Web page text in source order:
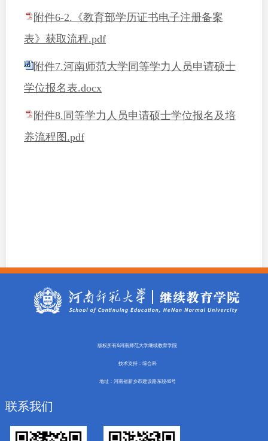
附件6-2.《教育部学历证书电子注册备案
表》获取流程.pdf
附件7.河南师范大学同等学力人员申请硕士
学位报名表.docx
附件8.同等学力人员申请硕士学位报名及培
养流程图.pdf
版权所有&河南师范大学继续教育学院
技术支持：综合科
地址：河南省新乡市建设路东段46号
联系我们